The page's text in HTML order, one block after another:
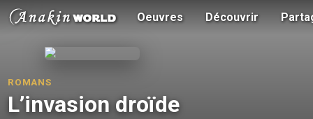
Oeuvres Découvrir
ROMANS
L’invasion droïde